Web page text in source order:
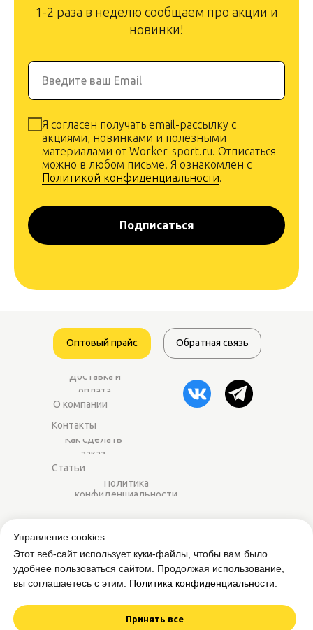
Управление cookies
Этот веб-сайт использует куки-файлы, чтобы вам было
удобнее пользоваться сайтом. Продолжая использование,
вы соглашаетесь с этим. Политика конфиденциальности.
Принять все
1-2 раза в неделю сообщаем про акции и
новинки!
Введите ваш Email
Я согласен получать email-рассылку с
акциями, новинками и полезными
материалами от Worker-sport.ru. Отписаться
можно в любом письме. Я ознакомлен с
Политикой конфиденциальности.
Подписаться
Контакты
О компании
Доставка и
оплата
Оптовый прайс Обратная связь
центров.
Статьи
Как сделать
заказ
Вся представленная на сайте информация
является публичной офертой.
Политика
конфиденциальности